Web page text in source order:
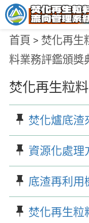
:::
:::
首頁 > 焚化再生
料業務評鑑頒獎
焚化再生粒
焚化爐底渣
資源化處理
底渣再利用
焚化再生粒